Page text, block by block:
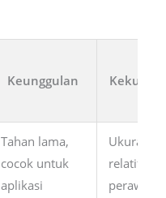
Keunggulan
Tahan lama,
cocok untuk
aplikasi
Ukuran
relatif